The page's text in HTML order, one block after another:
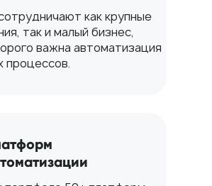
как крупные
так и малый бизнес,
важна автоматизация
процессов.